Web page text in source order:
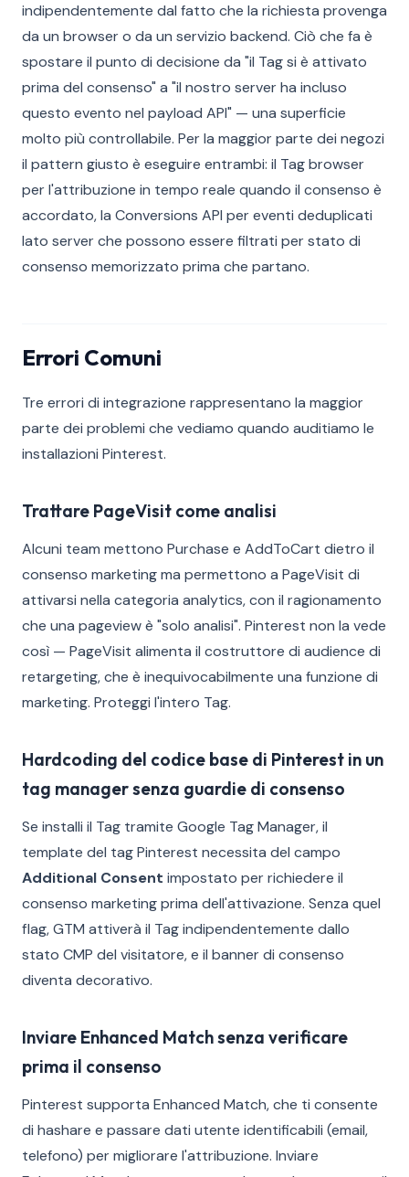
indipendentemente dal fatto che la richiesta provenga
da un browser o da un servizio backend. Ciò che fa è
spostare il punto di decisione da "il Tag si è attivato
prima del consenso" a "il nostro server ha incluso
questo evento nel payload API" — una superficie
molto più controllabile. Per la maggior parte dei negozi
il pattern giusto è eseguire entrambi: il Tag browser
per l'attribuzione in tempo reale quando il consenso è
accordato, la Conversions API per eventi deduplicati
lato server che possono essere filtrati per stato di
consenso memorizzato prima che partano.
Errori Comuni
Tre errori di integrazione rappresentano la maggior
parte dei problemi che vediamo quando auditiamo le
installazioni Pinterest.
Trattare PageVisit come analisi
Alcuni team mettono Purchase e AddToCart dietro il
consenso marketing ma permettono a PageVisit di
attivarsi nella categoria analytics, con il ragionamento
che una pageview è "solo analisi". Pinterest non la vede
così — PageVisit alimenta il costruttore di audience di
retargeting, che è inequivocabilmente una funzione di
marketing. Proteggi l'intero Tag.
Hardcoding del codice base di Pinterest in un
tag manager senza guardie di consenso
Se installi il Tag tramite Google Tag Manager, il
template del tag Pinterest necessita del campo
Additional Consent impostato per richiedere il
consenso marketing prima dell'attivazione. Senza quel
flag, GTM attiverà il Tag indipendentemente dallo
stato CMP del visitatore, e il banner di consenso
diventa decorativo.
Inviare Enhanced Match senza verificare
prima il consenso
Pinterest supporta Enhanced Match, che ti consente
di hashare e passare dati utente identificabili (email,
telefono) per migliorare l'attribuzione. Inviare